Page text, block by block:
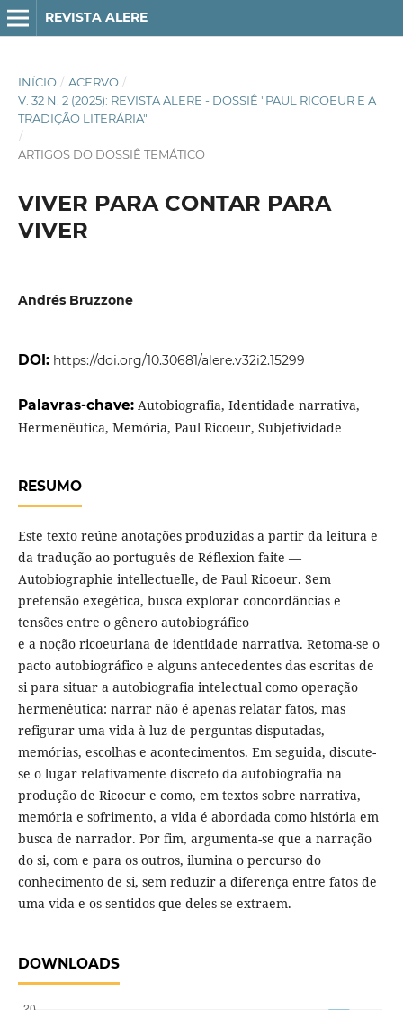
REVISTA ALERE
INÍCIO / ACERVO /
V. 32 N. 2 (2025): REVISTA ALERE - DOSSIÊ "PAUL RICOEUR E A
TRADIÇÃO LITERÁRIA"
/
ARTIGOS DO DOSSIÊ TEMÁTICO
VIVER PARA CONTAR PARA
VIVER
Andrés Bruzzone
DOI: https://doi.org/10.30681/alere.v32i2.15299
Palavras-chave: Autobiografia, Identidade narrativa,
Hermenêutica, Memória, Paul Ricoeur, Subjetividade
RESUMO
Este texto reúne anotações produzidas a partir da leitura e
da tradução ao português de Réflexion faite —
Autobiographie intellectuelle, de Paul Ricoeur. Sem
pretensão exegética, busca explorar concordâncias e
tensões entre o gênero autobiográfico
e a noção ricoeuriana de identidade narrativa. Retoma-se o
pacto autobiográfico e alguns antecedentes das escritas de
si para situar a autobiografia intelectual como operação
hermenêutica: narrar não é apenas relatar fatos, mas
refigurar uma vida à luz de perguntas disputadas,
memórias, escolhas e acontecimentos. Em seguida, discute-
se o lugar relativamente discreto da autobiografia na
produção de Ricoeur e como, em textos sobre narrativa,
memória e sofrimento, a vida é abordada como história em
busca de narrador. Por fim, argumenta-se que a narração
do si, com e para os outros, ilumina o percurso do
conhecimento de si, sem reduzir a diferença entre fatos de
uma vida e os sentidos que deles se extraem.
DOWNLOADS